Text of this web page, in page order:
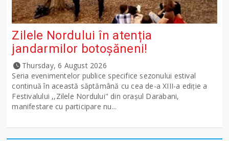
Zilele Nordului în atenția
jandarmilor botoșăneni!
Thursday, 6 August 2026
Seria evenimentelor publice specifice sezonului estival
continuă în această săptămână cu cea de-a XIII-a ediție a
Festivalului ,,Zilele Nordului" din orașul Darabani,
manifestare cu participare nu...